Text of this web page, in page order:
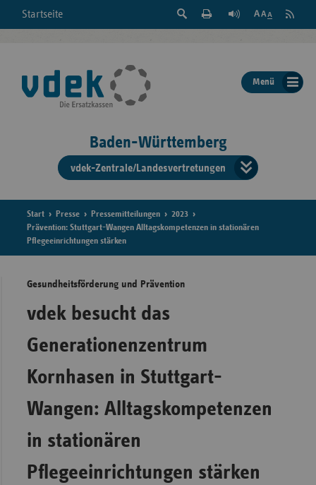
Startseite
Suche
der
Seite
Feed
Menü
Baden-Württemberg
vdek-Zentrale/Landesvertretungen
der
Start Presse Pressemitteilungen
2023
Prävention: Stuttgart-Wangen Alltagskompetenzen in stationären
Pflegeeinrichtungen stärken
Gesundheitsförderung und Prävention
vdek besucht das
Generationenzentrum
Kornhasen in Stuttgart-
Wangen: Alltagskompetenzen
in stationären
Pflegeeinrichtungen stärken